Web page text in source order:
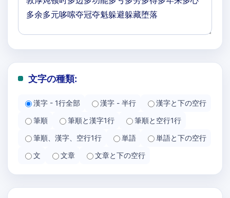
文字の種類:
漢字 - 1行全部 漢字 - 半行
漢字と下の空行
筆順
筆順と漢字1行
筆順と空行1行
筆順、漢字、空行1行
単語
単語と下の空行
文
文章 文章と下の空行